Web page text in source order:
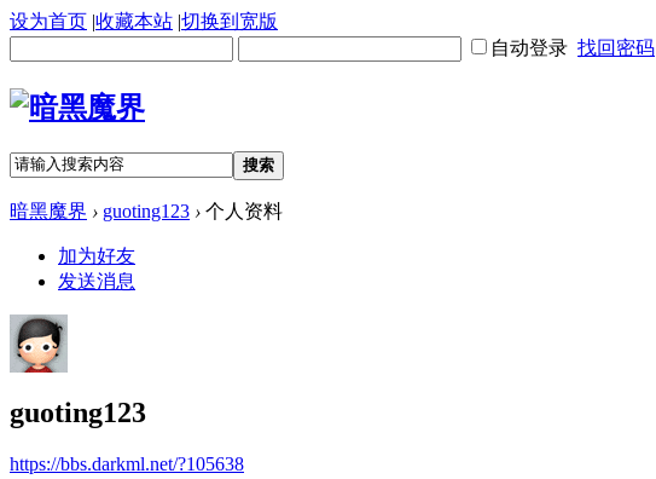
设为首页 |收藏本站 |切换到宽版
自动登录 找回密码
搜索
暗黑魔界 › guoting123 › 个人资料
加为好友
发送消息
guoting123
https://bbs.darkml.net/?105638